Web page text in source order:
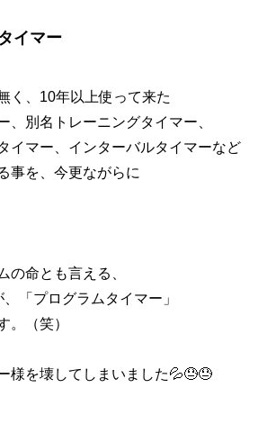
イマー
く、10年以上使って来た
、別名トレーニングタイマー、
イマー、インターバルタイマーなど
事を、今更ながらに
の命とも言える、
「プログラムタイマー」
。（笑）
様を壊してしまいました💦😓😓